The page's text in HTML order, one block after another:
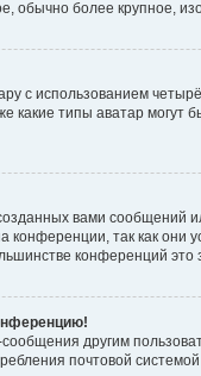
более крупное,
с использованием
какие типы аватар
вами сообщений
так как
конференций
другим
почтовой